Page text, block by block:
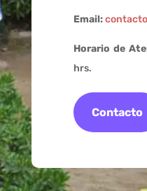
Email:
Horario de
hrs.
Contacto